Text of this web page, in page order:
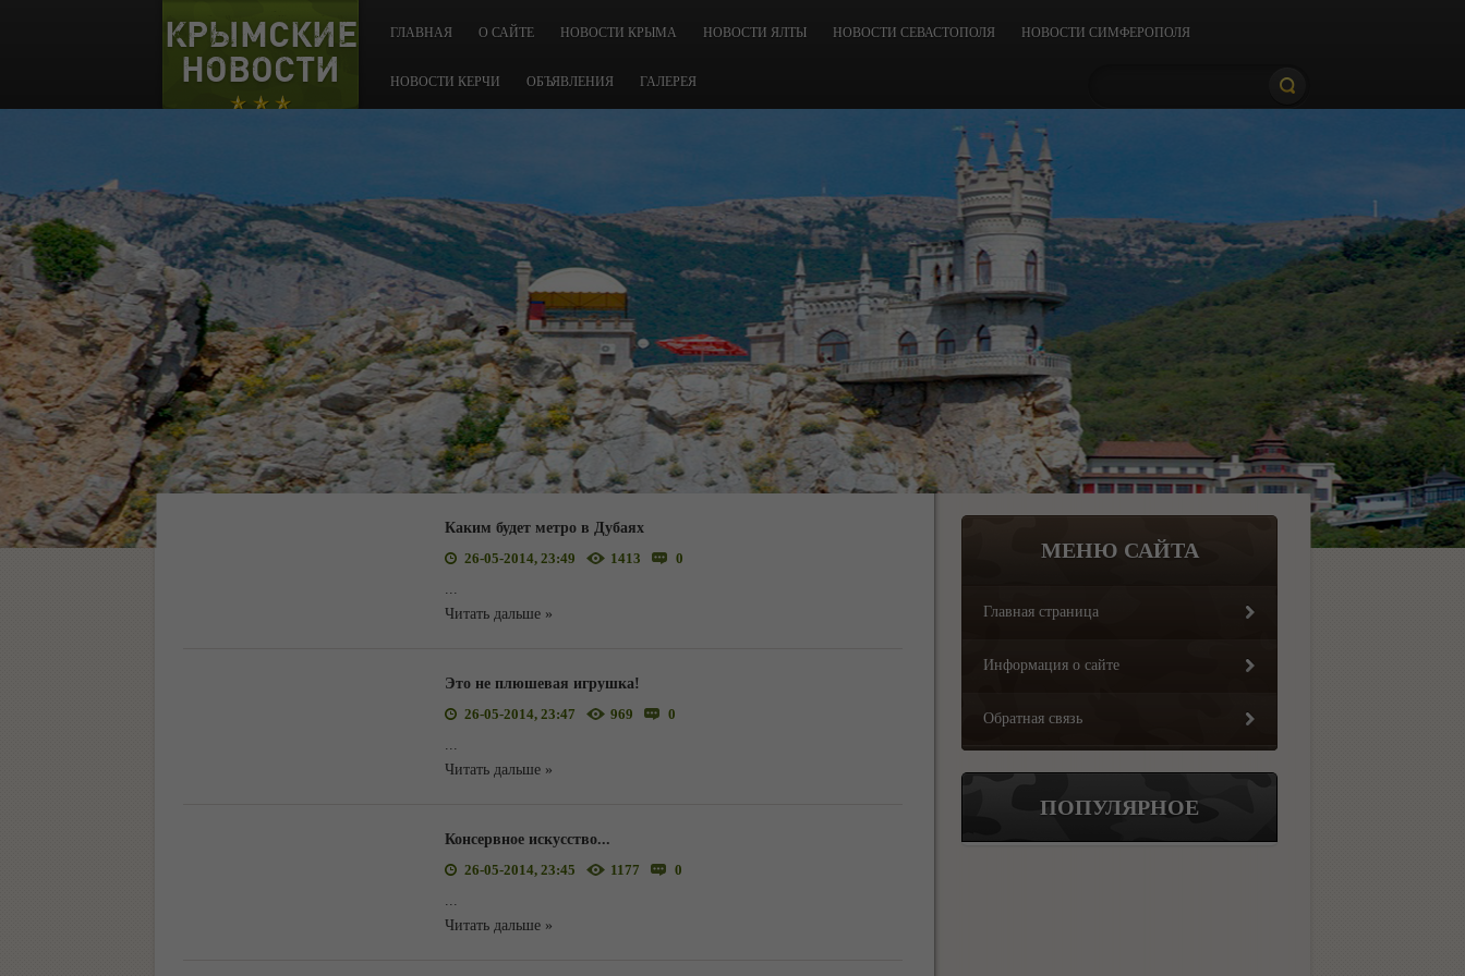
КРЫМСКИЕ
НОВОСТИ
ГЛАВНАЯ О САЙТЕ НОВОСТИ КРЫМА НОВОСТИ ЯЛТЫ НОВОСТИ СЕВАСТОПОЛЯ НОВОСТИ СИМФЕРОПОЛЯ
НОВОСТИ КЕРЧИ ОБЪЯВЛЕНИЯ ГАЛЕРЕЯ
Каким будет метро в Дубаях
26-05-2014, 23:49
1413
0
...
Читать дальше »
Это не плюшевая игрушка!
26-05-2014, 23:47
969
0
...
Читать дальше »
Консервное искусство...
26-05-2014, 23:45
1177
0
...
Читать дальше »
МЕНЮ САЙТА
Главная страница
Информация о сайте
Обратная связь
ПОПУЛЯРНОЕ